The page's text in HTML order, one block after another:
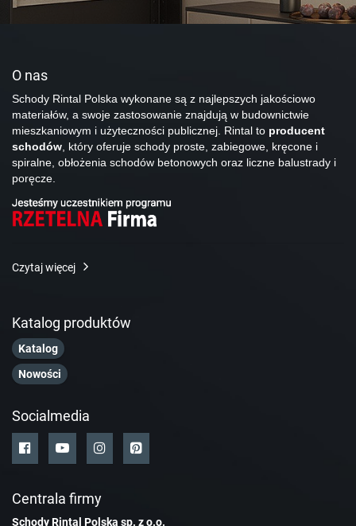
O nas
Schody Rintal Polska wykonane są z najlepszych jakościowo
materiałów, a swoje zastosowanie znajdują w budownictwie
mieszkaniowym i użyteczności publicznej. Rintal to producent
schodów, który oferuje schody proste, zabiegowe, kręcone i
spiralne, obłożenia schodów betonowych oraz liczne balustrady i
poręcze.
Czytaj więcej
Katalog produktów
Katalog
Nowości
Socialmedia
Centrala firmy
Schody Rintal Polska sp. z o.o.